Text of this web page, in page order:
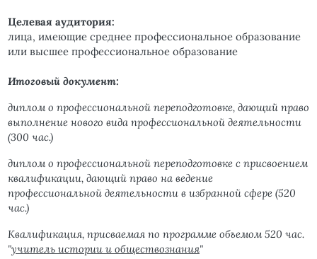
Целевая аудитория:
лица, имеющие среднее профессиональное образование
или высшее профессиональное образование
Итоговый документ:
диплом о профессиональной переподготовке, дающий право
выполнение нового вида профессиональной деятельности
(300 час.)
диплом о профессиональной переподготовке с присвоением
квалификации, дающий право на ведение
профессиональной деятельности в избранной сфере (520
час.)
Квалификация, присваемая по программе объемом 520 час.
"учитель истории и обществознания"